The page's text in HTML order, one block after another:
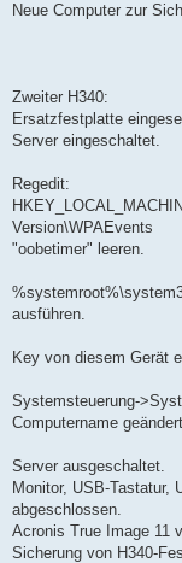
Neue Computer zur
Zweiter H340:
Ersatzfestplatte
Server eingeschaltet.
Regedit:
Version\WPAEvents
"oobetimer" leeren.
ausführen.
Key von diesem Gerät
Systemsteuerung-
Computername
Server ausgeschaltet.
Monitor, USB-Tastatur,
abgeschlossen.
Acronis True Image 11
Sicherung von H340-